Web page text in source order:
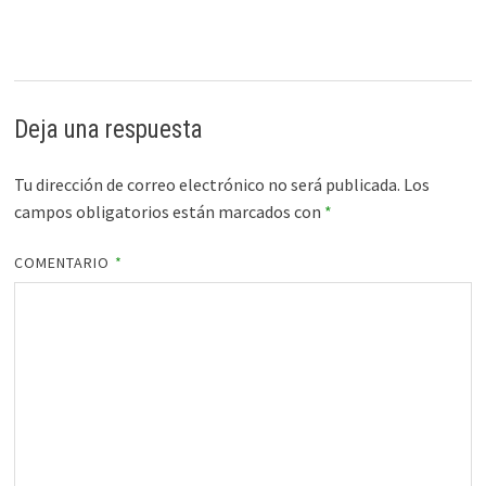
Deja una respuesta
Tu dirección de correo electrónico no será publicada. Los
campos obligatorios están marcados con *
COMENTARIO *